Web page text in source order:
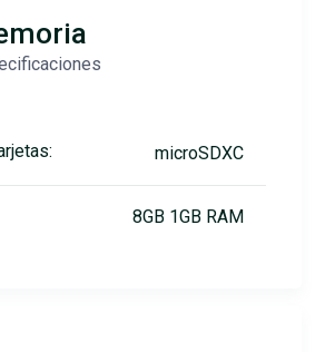
microSDXC
8GB 1GB RAM